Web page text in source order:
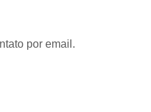
por email.